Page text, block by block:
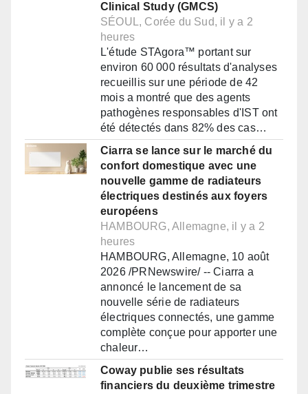
Clinical Study (GMCS)
SÉOUL, Corée du Sud, il y a 2
heures
L'étude STAgora™ portant sur
environ 60 000 résultats d'analyses
recueillis sur une période de 42
mois a montré que des agents
pathogènes responsables d'IST ont
été détectés dans 82% des cas…
Ciarra se lance sur le marché du
confort domestique avec une
nouvelle gamme de radiateurs
électriques destinés aux foyers
européens
HAMBOURG, Allemagne, il y a 2
heures
HAMBOURG, Allemagne, 10 août
2026 /PRNewswire/ -- Ciarra a
annoncé le lancement de sa
nouvelle série de radiateurs
électriques connectés, une gamme
complète conçue pour apporter une
chaleur…
Coway publie ses résultats
financiers du deuxième trimestre